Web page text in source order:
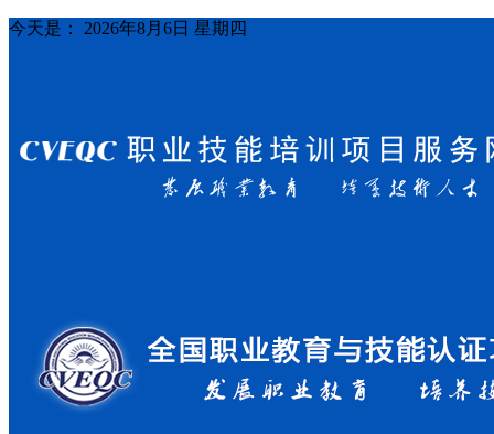
今天是： 2026年8月6日 星期四